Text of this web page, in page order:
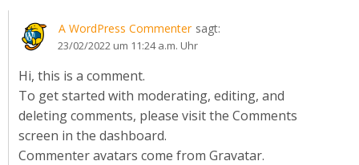
A WordPress Commenter sagt:
23/02/2022 um 11:24 a.m. Uhr
Hi, this is a comment.
To get started with moderating, editing, and
deleting comments, please visit the Comments
screen in the dashboard.
Commenter avatars come from Gravatar.